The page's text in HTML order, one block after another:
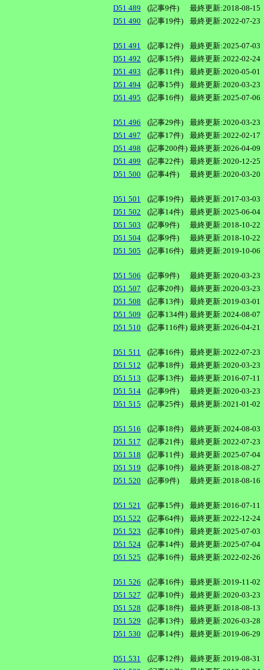
D51 489
(記事9件)
最終更新:2018-08-15
D51 490
(記事19件) 最終更新:2022-07-23
D51 491 (記事12件)
最終更新:2025-07-03
D51 492
(記事15件)
最終更新:2022-02-24
D51 493
(記事11件)
最終更新:2020-05-01
D51 494
(記事15件)
最終更新:2020-03-23
D51 495
(記事16件) 最終更新:2025-07-06
D51 496 (記事29件)
最終更新:2020-03-23
D51 497
(記事17件)
最終更新:2022-02-17
D51 498
(記事200件) 最終更新:2026-04-09
D51 499
(記事22件)
最終更新:2020-12-25
D51 500
(記事4件) 最終更新:2020-03-20
D51 501 (記事19件)
最終更新:2017-03-03
D51 502
(記事14件)
最終更新:2025-06-04
D51 503
(記事9件)
最終更新:2018-10-22
D51 504
(記事9件)
最終更新:2018-10-22
D51 505
(記事16件) 最終更新:2019-10-06
D51 506 (記事9件)
最終更新:2020-03-23
D51 507
(記事20件)
最終更新:2020-03-23
D51 508
(記事13件)
最終更新:2019-03-01
D51 509
(記事134件) 最終更新:2024-08-07
D51 510
(記事116件) 最終更新:2026-04-21
D51 511 (記事16件)
最終更新:2022-07-23
D51 512
(記事18件)
最終更新:2020-03-23
D51 513
(記事13件)
最終更新:2016-07-11
D51 514
(記事9件)
最終更新:2020-03-23
D51 515
(記事25件) 最終更新:2021-01-02
D51 516 (記事18件)
最終更新:2024-08-03
D51 517
(記事21件)
最終更新:2022-07-23
D51 518
(記事11件)
最終更新:2025-07-04
D51 519
(記事10件)
最終更新:2018-08-27
D51 520
(記事9件) 最終更新:2018-08-16
D51 521 (記事15件)
最終更新:2016-07-11
D51 522
(記事64件)
最終更新:2022-12-24
D51 523
(記事10件)
最終更新:2025-07-03
D51 524
(記事14件)
最終更新:2025-07-04
D51 525
(記事16件) 最終更新:2022-02-26
D51 526 (記事16件)
最終更新:2019-11-02
D51 527
(記事10件)
最終更新:2020-03-23
D51 528
(記事18件)
最終更新:2018-08-13
D51 529
(記事13件)
最終更新:2026-03-28
D51 530
(記事14件) 最終更新:2019-06-29
D51 531 (記事12件)
最終更新:2019-08-31